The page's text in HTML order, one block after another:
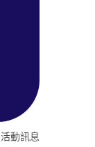
活動訊息